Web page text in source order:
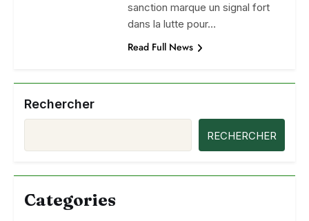
sanction marque un signal fort
dans la lutte pour…
Read Full News
Rechercher
RECHERCHER
Categories